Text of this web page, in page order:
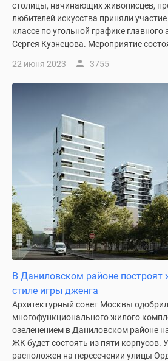
столицы, начинающих живописцев,
любителей искусства приняли
классе по угольной графике
Сергея Кузнецова. Мероприятие
22 июня 2023 3755
В Даниловском районе построят
стиле игры дженга
Архитектурный совет Москвы
многофункционального жилого
озеленением в Даниловском районе
ЖК будет состоять из пяти корпусов.
расположен на пересечении улицы